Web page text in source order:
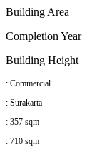
Building Area
Completion Year
Building Height
: Commercial
: Surakarta
: 357 sqm
: 710 sqm